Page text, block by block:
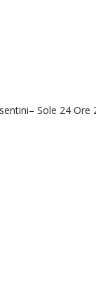
Sole 24 Ore